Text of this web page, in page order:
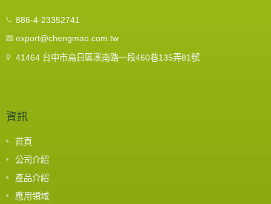
886-4-23352741
export@chengmao.com.tw
41464 台中市烏日區溪南路一段460巷135弄81號
資訊
首頁
公司介紹
產品介紹
應用領域